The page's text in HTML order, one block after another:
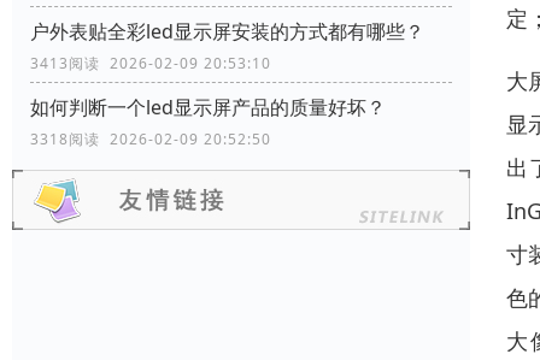
户外表贴全彩led显示屏安装的方式都有哪些？
3413阅读 2026-02-09 20:53:10
如何判断一个led显示屏产品的质量好坏？
3318阅读 2026-02-09 20:52:50
定
大
显
出
寸
色
大